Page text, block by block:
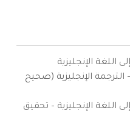
اللغة الإنجليزية
الترجمة الإنجليزية (صحيح
اللغة الإنجليزية – تحقيق